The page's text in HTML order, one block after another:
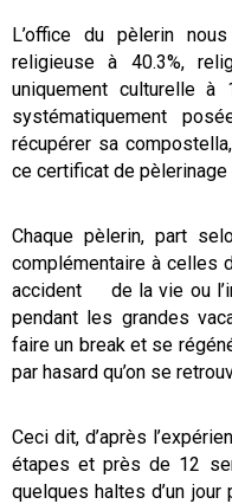
L’office du pèlerin
religieuse à 40.3%,
uniquement culturelle à
systématiquement
récupérer sa
ce certificat de pèlerinage
Chaque pèlerin, part
complémentaire à celles
accident de la vie ou
pendant les grandes
faire un break et se
par hasard qu’on se
Ceci dit, d’après
étapes et près de 12
quelques haltes d’un